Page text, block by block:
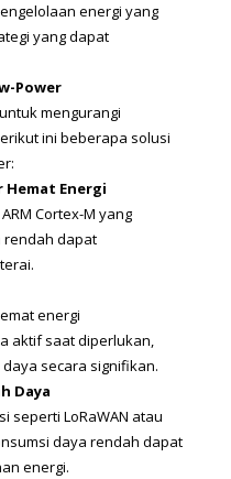
energi yang
yang dapat
Power
mengurangi
ini beberapa solusi
Energi
Cortex-M yang
rendah dapat
energi
aktif saat diperlukan,
secara signifikan.
Daya
seperti LoRaWAN atau
daya rendah dapat
energi.